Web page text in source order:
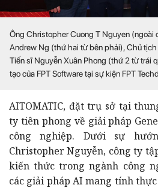
Ông Christopher Cuong T Nguyen (ngoài
Andrew Ng (thứ hai từ bên phải), Chủ
Tiến sĩ Nguyễn Xuân Phong (thứ 2 từ trái
tạo của FPT Software tại sự kiện FPT
AITOMATIC, đặt trụ sở tại
ty tiên phong về giải pháp
công nghiệp. Dưới sự
Christopher Nguyễn, công ty
kiến ​​thức trong ngành công
các giải pháp AI mang tính